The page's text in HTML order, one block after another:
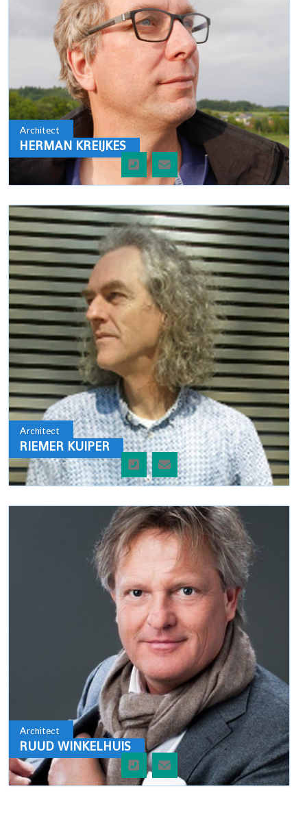
Architect
HERMAN KREIJKES
Architect
RIEMER KUIPER
Architect
RUUD WINKELHUIS